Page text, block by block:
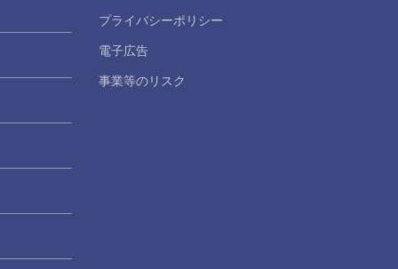
プライバシーポリシー
電子広告
事業等のリスク